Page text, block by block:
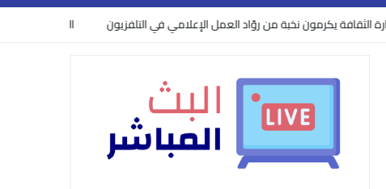
نخبة من روّاد العمل الإعلامي في التلفزيون البنتاغون يرفع مستوى